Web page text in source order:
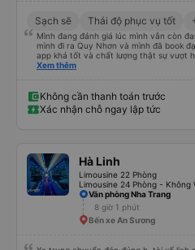
Sạch sẽ Thái độ phục vụ tốt
Mình đang đánh giá lúc mình vẫn còn
mình đi ra Quy Nhơn và mình đã book
app khá tốt và chất lượng thật sự vượt
giường đôi và vừa đủ cho 2 người. Nhân
trung chuyển và lên xe lớn thì luôn hỗ
có cả bánh và sữa miễn phí cho khách
mền, gối và đặc biệt là có gối ôm.
Xem thêm
Không cần thanh toán trước
Xác nhận chỗ ngay lập tức
Hà Linh
Limousine 22 Phòng
Limousine 24 Phòng - Không
Văn phòng Nha Trang
8 giờ 1 phút
Bến xe An Sương